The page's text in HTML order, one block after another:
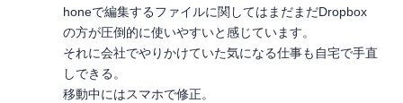
honeで編集するファイルに関してはまだまだDropbox
の方が圧倒的に使いやすいと感じています。
それに会社でやりかけていた気になる仕事も自宅で手直
しできる。
移動中にはスマホで修正。